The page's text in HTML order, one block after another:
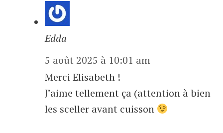
Edda
5 août 2025 à 10:01 am
Merci Elisabeth !
J’aime tellement ça (attention à bien
les sceller avant cuisson